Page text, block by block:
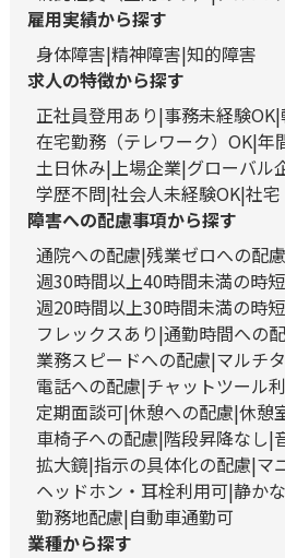
雇用実績から探す
身体障害 精神障害 知的障害
求人の特徴から探す
正社員登用あり 事務未経験OK
在宅勤務（テレワーク）OK 年
土日休み 上場企業 グローバル
学歴不問 社会人未経験OK 社
障害への配慮事項から探す
通院への配慮 残業ゼロへの配慮
週30時間以上40時間未満の時
週20時間以上30時間未満の時
フレックスあり 通勤時間への
業務スピードへの配慮 マルチ
電話への配慮 チャットツール
定期面談可 休憩への配慮 休憩
車椅子への配慮 階段昇降なし
拡大鏡 指示の具体化の配慮 マ
ヘッドホン・耳栓利用可 静か
勤務地配慮 自動車通勤可
業種から探す